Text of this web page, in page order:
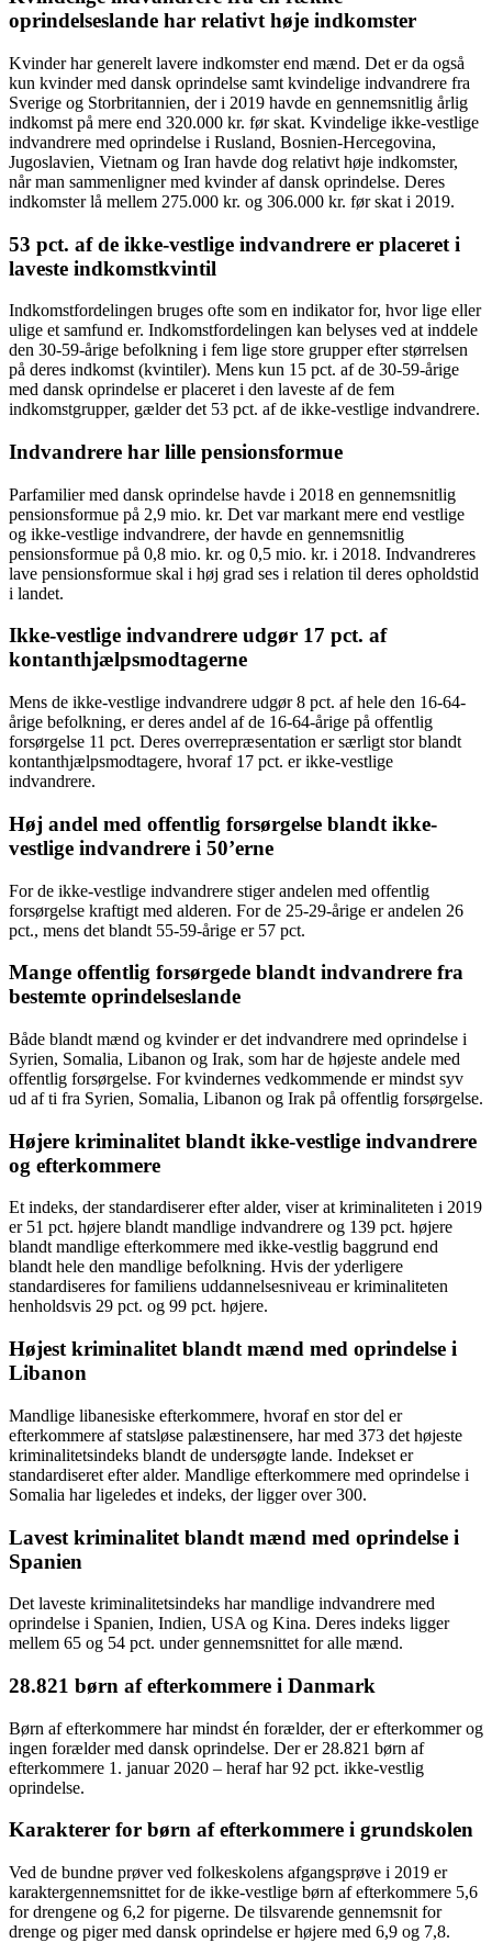
oprindelseslande har relativt høje indkomster
Kvinder har generelt lavere indkomster end mænd. Det er da også
kun kvinder med dansk oprindelse samt kvindelige indvandrere fra
Sverige og Storbritannien, der i 2019 havde en gennemsnitlig årlig
indkomst på mere end 320.000 kr. før skat. Kvindelige ikke-vestlige
indvandrere med oprindelse i Rusland, Bosnien-Hercegovina,
Jugoslavien, Vietnam og Iran havde dog relativt høje indkomster,
når man sammenligner med kvinder af dansk oprindelse. Deres
indkomster lå mellem 275.000 kr. og 306.000 kr. før skat i 2019.
53 pct. af de ikke-vestlige indvandrere er placeret i
laveste indkomstkvintil
Indkomstfordelingen bruges ofte som en indikator for, hvor lige eller
ulige et samfund er. Indkomstfordelingen kan belyses ved at inddele
den 30-59-årige befolkning i fem lige store grupper efter størrelsen
på deres indkomst (kvintiler). Mens kun 15 pct. af de 30-59-årige
med dansk oprindelse er placeret i den laveste af de fem
indkomstgrupper, gælder det 53 pct. af de ikke-vestlige indvandrere.
Indvandrere har lille pensionsformue
Parfamilier med dansk oprindelse havde i 2018 en gennemsnitlig
pensionsformue på 2,9 mio. kr. Det var markant mere end vestlige
og ikke-vestlige indvandrere, der havde en gennemsnitlig
pensionsformue på 0,8 mio. kr. og 0,5 mio. kr. i 2018. Indvandreres
lave pensionsformue skal i høj grad ses i relation til deres opholdstid
i landet.
Ikke-vestlige indvandrere udgør 17 pct. af
kontanthjælpsmodtagerne
Mens de ikke-vestlige indvandrere udgør 8 pct. af hele den 16-64-
årige befolkning, er deres andel af de 16-64-årige på offentlig
forsørgelse 11 pct. Deres overrepræsentation er særligt stor blandt
kontanthjælpsmodtagere, hvoraf 17 pct. er ikke-vestlige
indvandrere.
Høj andel med offentlig forsørgelse blandt ikke-
vestlige indvandrere i 50’erne
For de ikke-vestlige indvandrere stiger andelen med offentlig
forsørgelse kraftigt med alderen. For de 25-29-årige er andelen 26
pct., mens det blandt 55-59-årige er 57 pct.
Mange offentlig forsørgede blandt indvandrere fra
bestemte oprindelseslande
Både blandt mænd og kvinder er det indvandrere med oprindelse i
Syrien, Somalia, Libanon og Irak, som har de højeste andele med
offentlig forsørgelse. For kvindernes vedkommende er mindst syv
ud af ti fra Syrien, Somalia, Libanon og Irak på offentlig forsørgelse.
Højere kriminalitet blandt ikke-vestlige indvandrere
og efterkommere
Et indeks, der standardiserer efter alder, viser at kriminaliteten i 2019
er 51 pct. højere blandt mandlige indvandrere og 139 pct. højere
blandt mandlige efterkommere med ikke-vestlig baggrund end
blandt hele den mandlige befolkning. Hvis der yderligere
standardiseres for familiens uddannelsesniveau er kriminaliteten
henholdsvis 29 pct. og 99 pct. højere.
Højest kriminalitet blandt mænd med oprindelse i
Libanon
Mandlige libanesiske efterkommere, hvoraf en stor del er
efterkommere af statsløse palæstinensere, har med 373 det højeste
kriminalitetsindeks blandt de undersøgte lande. Indekset er
standardiseret efter alder. Mandlige efterkommere med oprindelse i
Somalia har ligeledes et indeks, der ligger over 300.
Lavest kriminalitet blandt mænd med oprindelse i
Spanien
Det laveste kriminalitetsindeks har mandlige indvandrere med
oprindelse i Spanien, Indien, USA og Kina. Deres indeks ligger
mellem 65 og 54 pct. under gennemsnittet for alle mænd.
28.821 børn af efterkommere i Danmark
Børn af efterkommere har mindst én forælder, der er efterkommer og
ingen forælder med dansk oprindelse. Der er 28.821 børn af
efterkommere 1. januar 2020 – heraf har 92 pct. ikke-vestlig
oprindelse.
Karakterer for børn af efterkommere i grundskolen
Ved de bundne prøver ved folkeskolens afgangsprøve i 2019 er
karaktergennemsnittet for de ikke-vestlige børn af efterkommere 5,6
for drengene og 6,2 for pigerne. De tilsvarende gennemsnit for
drenge og piger med dansk oprindelse er højere med 6,9 og 7,8.